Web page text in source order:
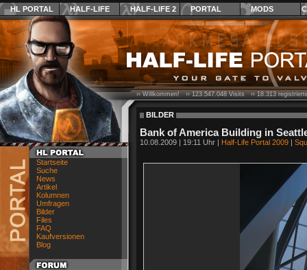
HL PORTAL HALF-LIFE HALF-LIFE 2 PORTAL MODS
Startseite
Suche
News
Artikel
Kolumnen
Umfragen
Bilder
Files
FAQ
Kaufversionen
Blog
›› Willkommen! ››123.547.048Visits ››18.313
BILDER
Bank of America Building in
10.08.2009 | 19:11 Uhr | Half-Life Portal 2009 |